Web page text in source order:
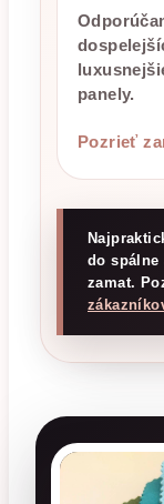
panely.
Pozrieť
do spálne
zamat.